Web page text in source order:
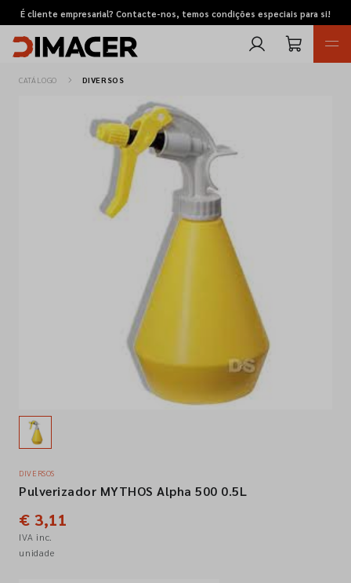
É cliente empresarial? Contacte-nos, temos condições especiais para si!
Contactos
Siga-nos nas redes sociais
CATÁLOGO DIVERSOS
DIVERSOS
Pulverizador MYTHOS Alpha 500 0.5L
€ 3,11
IVA inc.
unidade